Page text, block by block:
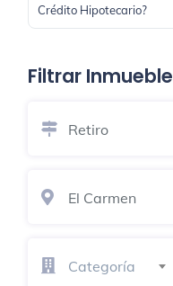
Crédito Hipotecario?
Filtrar Inmueble
Retiro
El Carmen
Categoría